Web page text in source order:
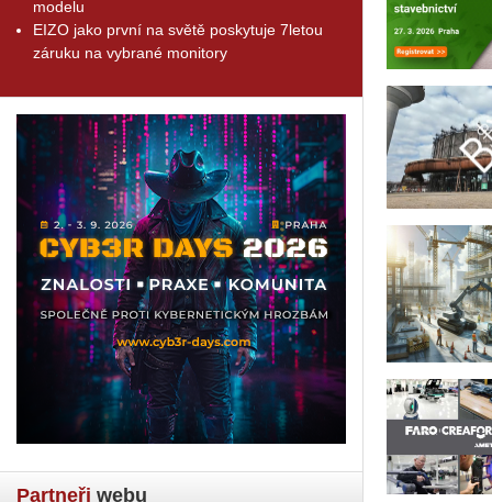
modelu
EIZO jako první na světě poskytuje 7letou
záruku na vybrané monitory
Partneři webu